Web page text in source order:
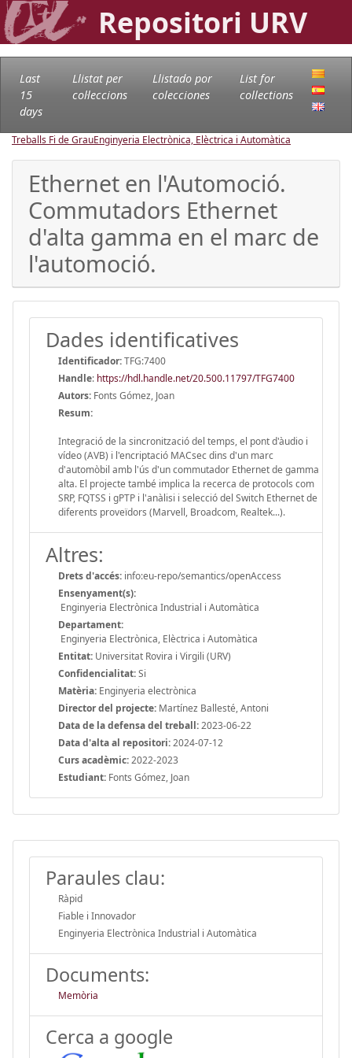
Repositori URV
Last
15
days
Llistat per
col·leccions
Llistado por
colecciones
List for
collections
Treballs Fi de GrauEnginyeria Electrònica, Elèctrica i Automàtica
Ethernet en l'Automoció.
Commutadors Ethernet
d'alta gamma en el marc de
l'automoció.
Dades identificatives
Identificador:TFG:7400
Handle: https://hdl.handle.net/20.500.11797/TFG7400
Autors: Fonts Gómez, Joan
Resum:
Integració de la sincronització del temps, el pont d'àudio i
vídeo (AVB) i l'encriptació MACsec dins d'un marc
d'automòbil amb l'ús d'un commutador Ethernet de gamma
alta. El projecte també implica la recerca de protocols com
SRP, FQTSS i gPTP i l'anàlisi i selecció del Switch Ethernet de
diferents proveïdors (Marvell, Broadcom, Realtek...).
Altres:
Drets d'accés: info:eu-repo/semantics/openAccess
Ensenyament(s):
Enginyeria Electrònica Industrial i Automàtica
Departament:
Enginyeria Electrònica, Elèctrica i Automàtica
Entitat: Universitat Rovira i Virgili (URV)
Confidencialitat:Si
Matèria: Enginyeria electrònica
Director del projecte: Martínez Ballesté, Antoni
Data de la defensa del treball:2023-06-22
Data d'alta al repositori:2024-07-12
Curs acadèmic:2022-2023
Estudiant: Fonts Gómez, Joan
Paraules clau:
Ràpid
Fiable i Innovador
Enginyeria Electrònica Industrial i Automàtica
Documents:
Memòria
Cerca a google